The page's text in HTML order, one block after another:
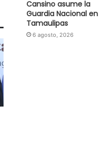
Cansino asume la
Guardia Nacional en
Tamaulipas
6 agosto, 2026